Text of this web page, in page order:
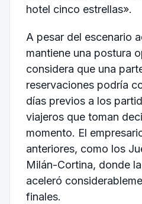
hotel cinco estrellas».
A pesar del escenario
mantiene una postura
considera que una
reservaciones podría
días previos a los
viajeros que toman
momento. El
anteriores, como los
Milán-Cortina, donde
aceleró
finales.